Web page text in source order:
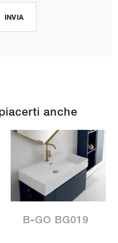
INVIA
anche
B-GO BG019